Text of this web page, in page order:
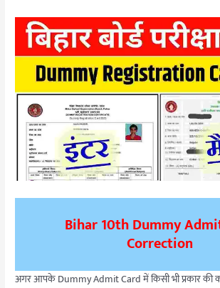
Bihar 10th Dummy
Correction
अगर आपके Dummy Admit Card में किसी भी प्रकार की